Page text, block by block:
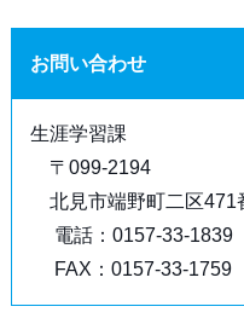
お問い合わせ
生涯学習課
〒099-2194
北見市端野町二区
電話：0157-33-1839
FAX：0157-33-1759